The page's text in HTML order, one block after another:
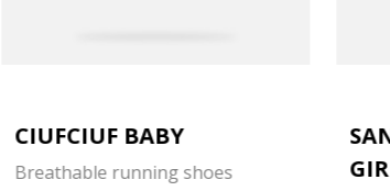
CIUFCIUF BABY
Breathable running shoes